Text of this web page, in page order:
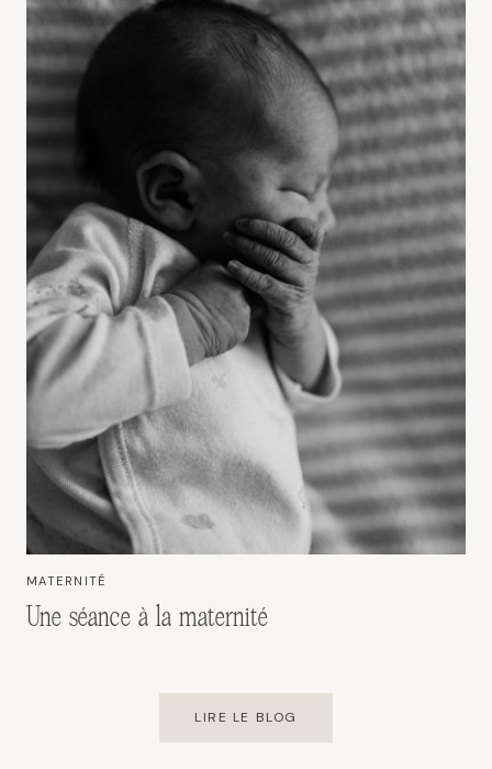
MATERNITÉ
Une séance à la maternité
LIRE LE BLOG